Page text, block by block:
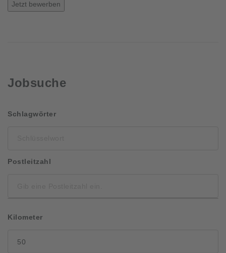
Jetzt bewerben
Jobsuche
SchlagwörterSchlüsselwort
Postleitzahl
Kilometer